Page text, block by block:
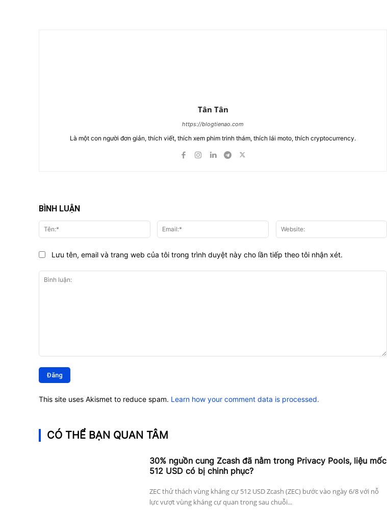
Tân Tân
https://blogtienao.com
Là một con người đơn giản, thích viết, thích xem phim trinh thám, thích lái moto, thích cryptocurrency.
BÌNH LUẬN
luận:
Tên:* Email:*
Lưu tên, email và trang web của tôi trong trình duyệt này cho lần tiếp theo tôi nhận xét.
This site uses Akismet to reduce spam. Learn how your comment data is processed.
CÓ THỂ BẠN QUAN TÂM
30% nguồn cung Zcash đã nằm trong Privacy Pools, liệu mốc
512 USD có bị chinh phục?
ZEC thử thách vùng kháng cự 512 USD Zcash (ZEC) bước vào ngày 6/8 với nỗ
lực vượt vùng kháng cự quan trọng sau chuỗi...